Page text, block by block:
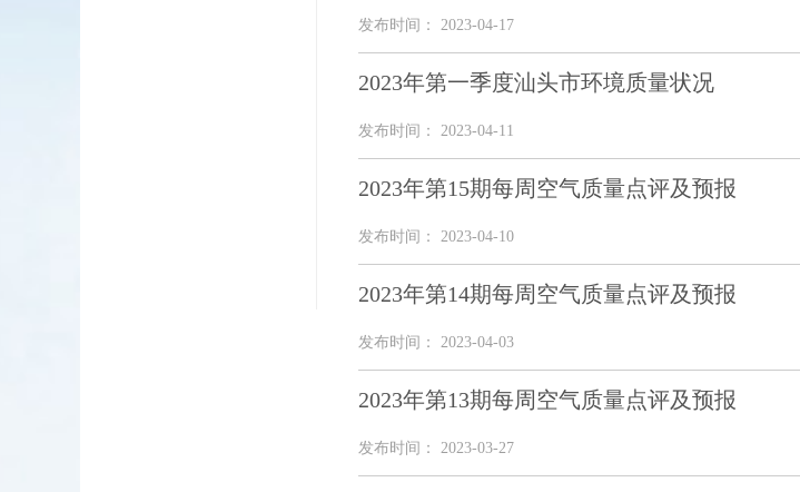
发布时间： 2023-04-17
2023年第一季度汕头市环境质量状况
发布时间： 2023-04-11
2023年第15期每周空气质量点评及预报
发布时间： 2023-04-10
2023年第14期每周空气质量点评及预报
发布时间： 2023-04-03
2023年第13期每周空气质量点评及预报
发布时间： 2023-03-27